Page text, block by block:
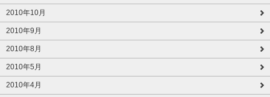
2010年10月
2010年9月
2010年8月
2010年5月
2010年4月